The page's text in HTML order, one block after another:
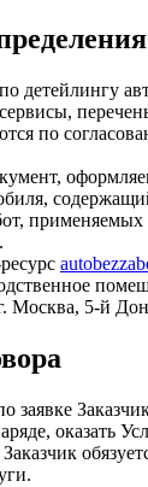
детейлингу
по
применяемых
Москва, 5-й
заявке
оказать